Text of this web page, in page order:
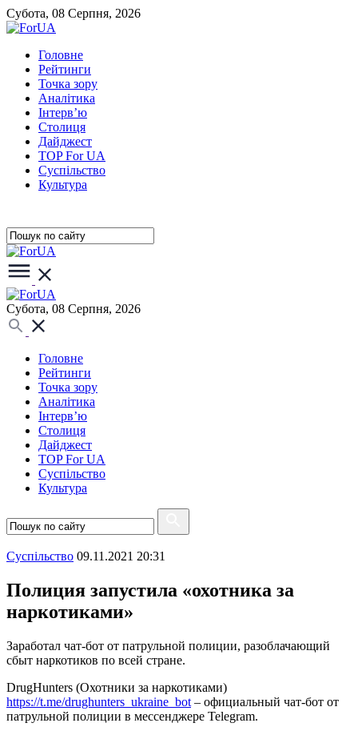
Субота, 08 Серпня, 2026
Головне
Рейтинги
Точка зору
Аналітика
Інтерв’ю
Столиця
Дайджест
TOP For UA
Суспiльство
Культура
Субота, 08 Серпня, 2026
Головне
Рейтинги
Точка зору
Аналітика
Інтерв’ю
Столиця
Дайджест
TOP For UA
Суспiльство
Культура
Суспiльство 09.11.2021 20:31
Полиция запустила «охотника за
наркотиками»
Заработал чат-бот от патрульной полиции, разоблачающий
сбыт наркотиков по всей стране.
DrugHunters (Охотники за наркотиками)
https://t.me/drughunters_ukraine_bot – официальный чат-бот от
патрульной полиции в мессенджере Telegram.